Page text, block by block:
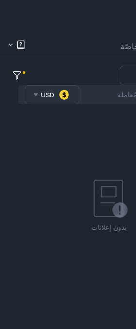
USD
بدون إعلانات